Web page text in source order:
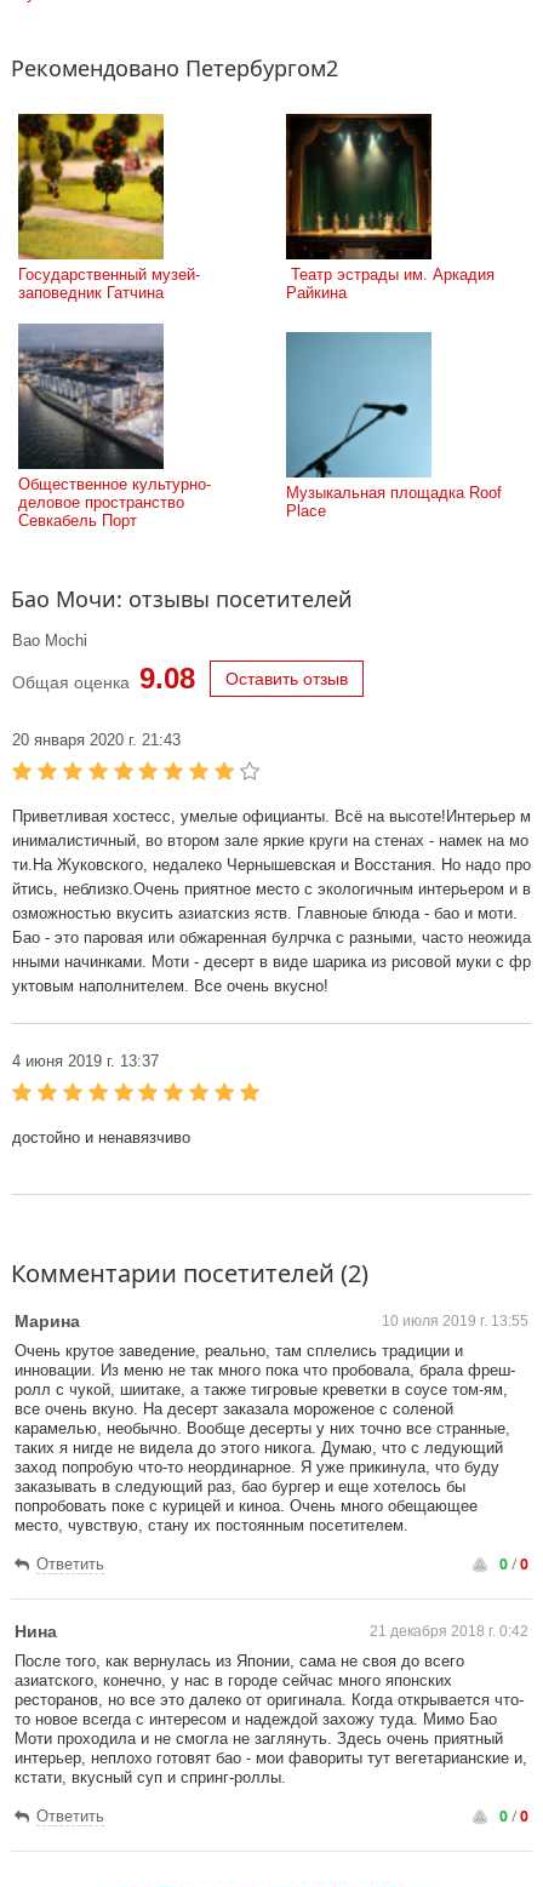
Рекомендовано Петербургом2
Государственный музей-
заповедник Гатчина
Райкина
Общественное культурно-
деловое пространство
Севкабель Порт
Музыкальная площадка Roof
Place
Бао Мочи: отзывы посетителей
Bao Mochi
Общая оценка 9.08 Оставить отзыв
20 января 2020 г. 21:43
Приветливая хостесс, умелые официанты. Всё на высоте!Интерьер м
инималистичный, во втором зале яркие круги на стенах - намек на мо
ти.На Жуковского, недалеко Чернышевская и Восстания. Но надо про
йтись, неблизко.Очень приятное место с экологичным интерьером и в
озможностью вкусить азиатскиз яств. Главноые блюда - бао и моти.
Бао - это паровая или обжаренная булрчка с разными, часто неожида
нными начинками. Моти - десерт в виде шарика из рисовой муки с фр
уктовым наполнителем. Все очень вкусно!
4 июня 2019 г. 13:37
достойно и ненавязчиво
Комментарии посетителей (2)
Марина 10 июля 2019 г. 13:55
Очень крутое заведение, реально, там сплелись традиции и
инновации. Из меню не так много пока что пробовала, брала фреш-
ролл с чукой, шиитаке, а также тигровые креветки в соусе том-ям,
все очень вкуно. На десерт заказала мороженое с соленой
карамелью, необычно. Вообще десерты у них точно все странные,
таких я нигде не видела до этого никога. Думаю, что с ледующий
заход попробую что-то неординарное. Я уже прикинула, что буду
заказывать в следующий раз, бао бургер и еще хотелось бы
попробовать поке с курицей и киноа. Очень много обещающее
место, чувствую, стану их постоянным посетителем.
Ответить 0/0
Нина 21 декабря 2018 г. 0:42
После того, как вернулась из Японии, сама не своя до всего
азиатского, конечно, у нас в городе сейчас много японских
ресторанов, но все это далеко от оригинала. Когда открывается что-
то новое всегда с интересом и надеждой захожу туда. Мимо Бао
Моти проходила и не смогла не заглянуть. Здесь очень приятный
интерьер, неплохо готовят бао - мои фавориты тут вегетарианские и,
кстати, вкусный суп и спринг-роллы.
Ответить 0/0